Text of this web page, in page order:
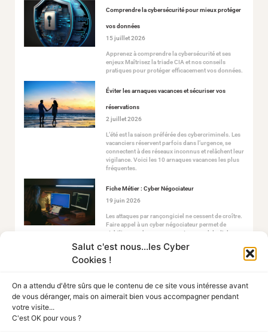
Salut c'est nous...les Cyber
Cookies !
On a attendu d'être sûrs que le contenu de ce site vous intéresse avant
de vous déranger, mais on aimerait bien vous accompagner pendant
votre visite...
C'est OK pour vous ?
Comprendre la cybersécurité pour mieux protéger
vos données
15 juillet 2026
Apprenez à comprendre la cybersécurité et ses
enjeux Maîtrisez la triade CIA et nos conseils
pratiques pour protéger efficacement vos données.
Éviter les arnaques vacances et sécuriser vos
réservations
2 juillet 2026
L’été est la saison préférée des cybercriminels. Les
vacanciers réservent parfois dans l’urgence, se
connectent à des réseaux inconnus et relâchent leur
vigilance. Voici les 10 arnaques vacances les plus
fréquentes.
Fiche Métier : Cyber Négociateur
19 juin 2026
Les attaques par rançongiciel ne cessent de croître.
Faire appel à un cyber négociateur permet de
stabiliser ce chaos en ouvrant un canal de dialogue